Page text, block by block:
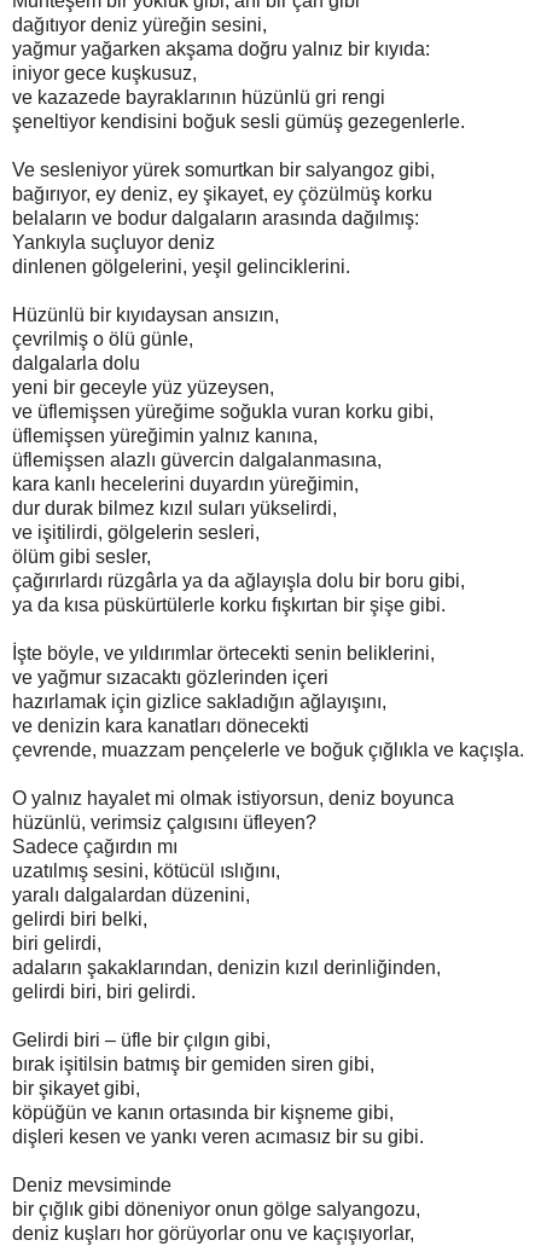
dağıtıyor deniz yüreğin sesini,
yağmur yağarken akşama doğru yalnız bir kıyıda:
iniyor gece kuşkusuz,
ve kazazede bayraklarının hüzünlü gri rengi
şeneltiyor kendisini boğuk sesli gümüş gezegenlerle.
Ve sesleniyor yürek somurtkan bir salyangoz gibi,
bağırıyor, ey deniz, ey şikayet, ey çözülmüş korku
belaların ve bodur dalgaların arasında dağılmış:
Yankıyla suçluyor deniz
dinlenen gölgelerini, yeşil gelinciklerini.
Hüzünlü bir kıyıdaysan ansızın,
çevrilmiş o ölü günle,
dalgalarla dolu
yeni bir geceyle yüz yüzeysen,
ve üflemişsen yüreğime soğukla vuran korku gibi,
üflemişsen yüreğimin yalnız kanına,
üflemişsen alazlı güvercin dalgalanmasına,
kara kanlı hecelerini duyardın yüreğimin,
dur durak bilmez kızıl suları yükselirdi,
ve işitilirdi, gölgelerin sesleri,
ölüm gibi sesler,
çağırırlardı rüzgârla ya da ağlayışla dolu bir boru gibi,
ya da kısa püskürtülerle korku fışkırtan bir şişe gibi.
İşte böyle, ve yıldırımlar örtecekti senin beliklerini,
ve yağmur sızacaktı gözlerinden içeri
hazırlamak için gizlice sakladığın ağlayışını,
ve denizin kara kanatları dönecekti
çevrende, muazzam pençelerle ve boğuk çığlıkla ve kaçışla.
O yalnız hayalet mi olmak istiyorsun, deniz boyunca
hüzünlü, verimsiz çalgısını üfleyen?
Sadece çağırdın mı
uzatılmış sesini, kötücül ıslığını,
yaralı dalgalardan düzenini,
gelirdi biri belki,
biri gelirdi,
adaların şakaklarından, denizin kızıl derinliğinden,
gelirdi biri, biri gelirdi.
Gelirdi biri – üfle bir çılgın gibi,
bırak işitilsin batmış bir gemiden siren gibi,
bir şikayet gibi,
köpüğün ve kanın ortasında bir kişneme gibi,
dişleri kesen ve yankı veren acımasız bir su gibi.
Deniz mevsiminde
bir çığlık gibi döneniyor onun gölge salyangozu,
deniz kuşları hor görüyorlar onu ve kaçışıyorlar,